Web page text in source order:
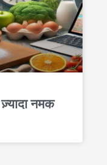
नमक